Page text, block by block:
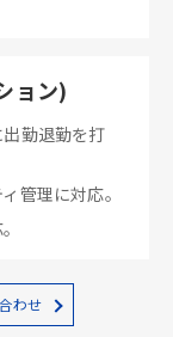
ョン)
勤退勤を打
管理に対応。
わせ